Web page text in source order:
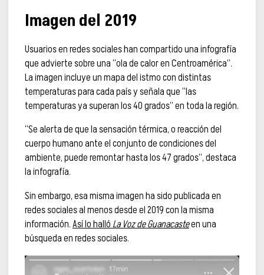
Imagen del 2019
Usuarios en redes sociales han compartido una infografía
que advierte sobre una “ola de calor en Centroamérica”.
La imagen incluye un mapa del istmo con distintas
temperaturas para cada país y señala que “las
temperaturas ya superan los 40 grados” en toda la región.
“Se alerta de que la sensación térmica, o reacción del
cuerpo humano ante el conjunto de condiciones del
ambiente, puede remontar hasta los 47 grados”, destaca
la infografía.
Sin embargo, esa misma imagen ha sido publicada en
redes sociales al menos desde el 2019 con la misma
información.Así lo hallóLa Voz de Guanacasteen una
búsqueda en redes sociales.